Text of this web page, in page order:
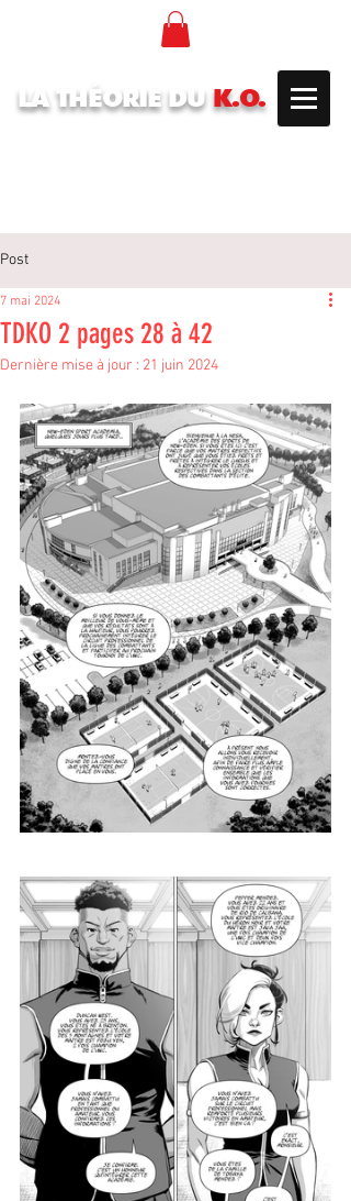
LA THÉORIE DU K.O.
Post
TDKO 2 pages 28 à 42
7 mai 2024
Dernière mise à jour : 21 juin 2024